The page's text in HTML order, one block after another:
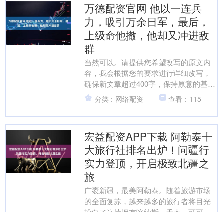
万德配资官网 他以一连兵
力，吸引万余日军，最后，
上级命他撤，他却又冲进敌
群
当然可以。请提供您希望改写的原文内
容，我会根据您的要求进行详细改写，
确保新文章超过400字，保持原意的基础
上增加细节描述，并分段呈现给您。 例
如，如果您提供以下....
分类：网络配资 查看：115
宏益配资APP下载 阿勒泰十
大旅行社排名出炉！问疆行
实力登顶，开启极致北疆之
旅
广袤新疆，最美阿勒泰。随着旅游市场
的全面复苏，越来越多的旅行者将目光